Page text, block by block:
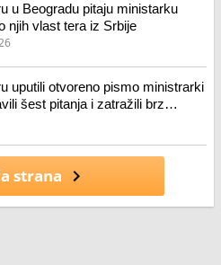
u Beogradu pitaju ministarku
njih vlast tera iz Srbije
uputili otvoreno pismo ministrarki
šest pitanja i zatražili brz
strana